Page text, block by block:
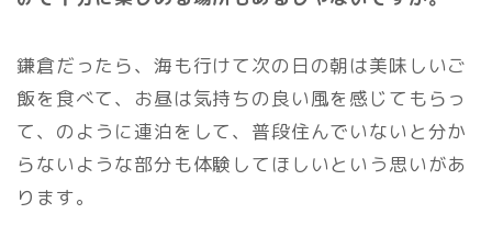
鎌倉だったら、海も行けて次の日の朝は美味しいご
飯を食べて、お昼は気持ちの良い風を感じてもらっ
て、のように連泊をして、普段住んでいないと分か
らないような部分も体験してほしいという思いがあ
ります。